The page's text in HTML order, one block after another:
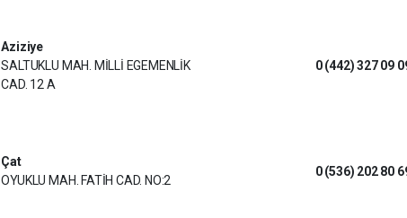
Aziziye
SALTUKLU MAH. MİLLİ EGEMENLİK
CAD. 12 A
0 (442) 327 09
Çat
OYUKLU MAH. FATİH CAD. NO:2
0 (536) 202 80